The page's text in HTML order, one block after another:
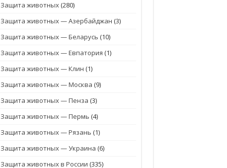
Защита животных(280)
Защита животных — Азербайджан (3)
Защита животных — Беларусь (10)
Защита животных — Евпатория (1)
Защита животных — Клин (1)
Защита животных — Москва (9)
Защита животных — Пенза (3)
Защита животных — Пермь (4)
Защита животных — Рязань (1)
Защита животных — Украина (6)
Защита животных в России (335)